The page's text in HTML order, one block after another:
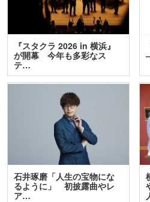
『スタクラ 2026 in 横浜』
が開幕 今年も多彩なス
テ…
石井琢磨「人生の宝物にな
るように」 初披露曲やレ
ア…